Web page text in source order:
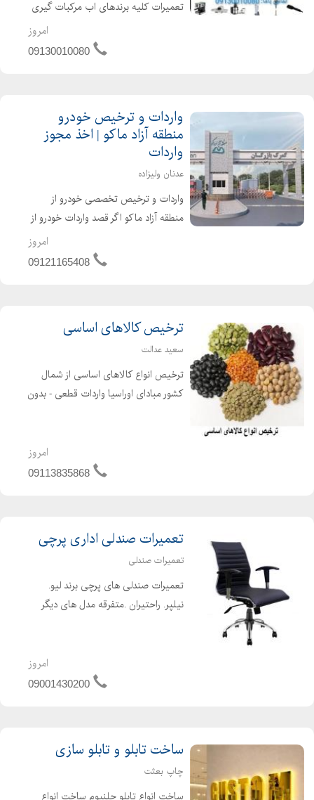
تعمیرات کلیه برندهای اب مرکبات گیری
اورجینال جهت کسب اطلاعات بیشتر
امروز
09130010080
واردات و ترخیص خودرو
منطقه آزاد ماکو | اخذ مجوز
واردات
عدنان ولیزاده
واردات و ترخیص تخصصی خودرو از
منطقه آزاد ماکو اگر قصد واردات خودرو از
منطقه آزاد ماکو را دارید، تمامی مراحل
قانونی و اداری را از ابتدا تا تحویل پلاک
امروز
09121165408
ترخیص کالاهای اساسی
سعید عدالت
ترخیص انواع کالاهای اساسی از شمال
کشور مبادای اوراسیا واردات قطعی - بدون
امروز
09113835868
تعمیرات صندلی اداری پرچی
تعمیرات صندلی
تعمیرات صندلی های پرچی برند لیو.
نیلپر. راحتیران .متفرقه مدل های دیگر
امروز
09001430200
ساخت تابلو و تابلو سازی
چاپ بعثت
ساخت انواع تابلو چلنیوم ساخت انواع